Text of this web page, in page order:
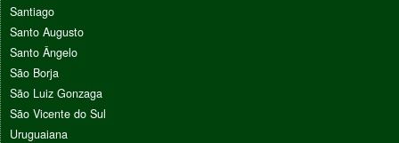
Santiago
Santo Augusto
Santo Ângelo
São Borja
São Luiz Gonzaga
São Vicente do Sul
Uruguaiana